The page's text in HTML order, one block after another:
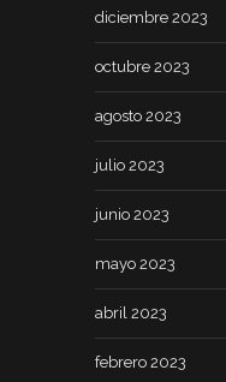
diciembre 2023
octubre 2023
agosto 2023
julio 2023
junio 2023
mayo 2023
abril 2023
febrero 2023